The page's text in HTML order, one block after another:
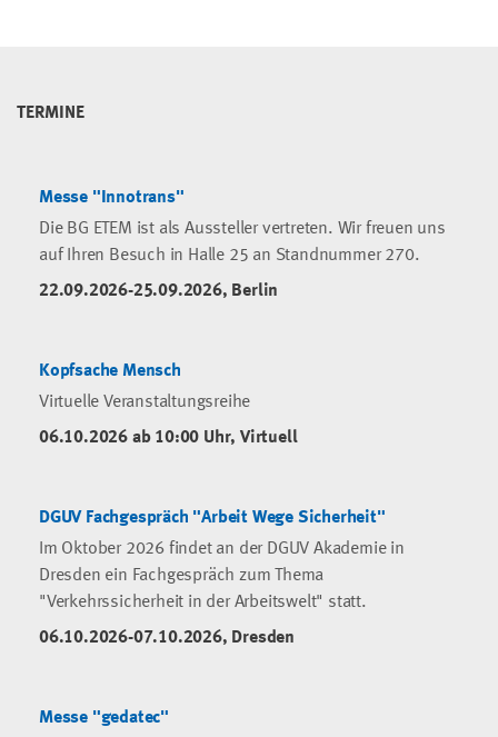
TERMINE
Messe "Innotrans"
Die BG ETEM ist als Aussteller vertreten. Wir freuen uns
auf Ihren Besuch in Halle 25 an Standnummer 270.
22.09.2026-25.09.2026, Berlin
Kopfsache Mensch
Virtuelle Veranstaltungsreihe
06.10.2026 ab 10:00 Uhr, Virtuell
DGUV Fachgespräch "Arbeit Wege Sicherheit"
Im Oktober 2026 findet an der DGUV Akademie in
Dresden ein Fachgespräch zum Thema
"Verkehrssicherheit in der Arbeitswelt" statt.
06.10.2026-07.10.2026, Dresden
Messe "gedatec"